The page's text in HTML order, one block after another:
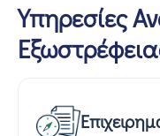
Υπηρεσίες